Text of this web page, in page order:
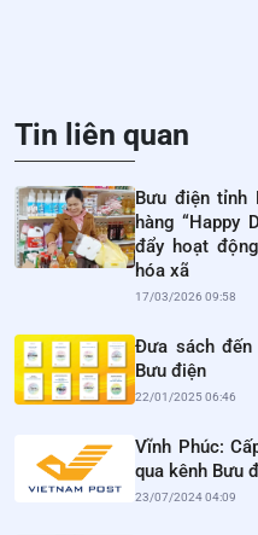
Tin liên quan
Bưu điện tỉnh
hàng “Happy
đẩy hoạt
hóa xã
17/03/2026 09:58
Đưa sách
Bưu điện
22/01/2025 06:46
Vĩnh Phúc:
qua kênh Bưu
23/07/2024 04:09